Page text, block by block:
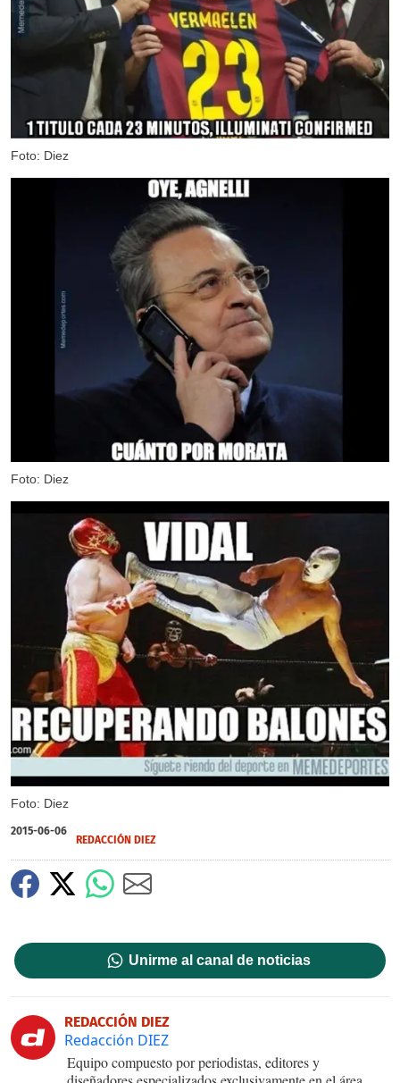
Foto: Diez
Foto: Diez
Foto: Diez
2015-06-06
REDACCIÓN DIEZ
Unirme al canal de noticias
REDACCIÓN DIEZ
Redacción DIEZ
Equipo compuesto por periodistas, editores y